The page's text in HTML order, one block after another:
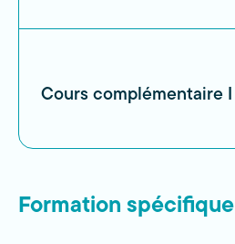
Cours complémentaire I
Formation spécifique